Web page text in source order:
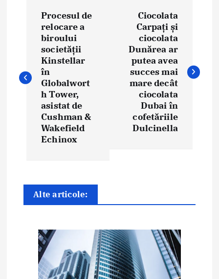
g
n
a
Procesul de
relocare a
biroului
societății
Kinstellar
în
Globalwort
h Tower,
asistat de
Cushman &
Wakefield
Echinox
Ciocolata
Carpați și
ciocolata
Dunărea ar
putea avea
succes mai
mare decât
ciocolata
Dubai în
cofetăriile
Dulcinella
Alte articole: